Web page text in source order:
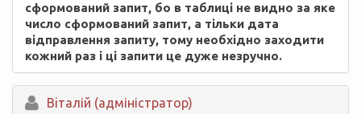
сформований запит, бо в таблиці не видно за яке
число сформований запит, а тільки дата
відправлення запиту, тому необхідно заходити
кожний раз і ці запити це дуже незручно.
Вiталій (адміністратор)